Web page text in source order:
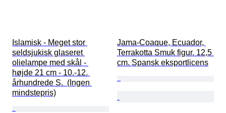
Islamisk - Meget stor
seldsjukisk glaseret
olielampe med skål -
højde 21 cm - 10.-12.
århundrede S.  (Ingen
mindstepris)
Jama-Coaque, Ecuador,
Terrakotta Smuk figur. 12,5
cm. Spansk eksportlicens